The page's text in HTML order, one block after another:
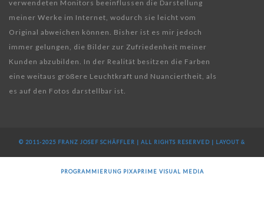
verwendeten Monitors beeinflussen die Darstellung
meiner Werke im Internet, wodurch sie leicht vom
Original abweichen können. Bisher ist es mir jedoch
immer gelungen, die Bilder zur Zufriedenheit meiner
Kunden abzubilden. In der Realität besitzen die Farben
eine weitaus größere Leuchtkraft und Nuanciertheit, als
es auf den Fotos darstellbar ist.
© 2011-2025 FRANZ JOSEF SCHÄFFLER | ALL RIGHTS RESERVED | LAYOUT &
PROGRAMMIERUNG PIXAPRIME VISUAL MEDIA